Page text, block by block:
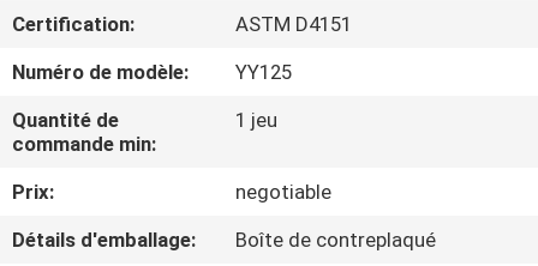
SUJET
DE
NOUS
VISITE
D'USINE
Certification:
ASTM D4151
Numéro de modèle:
YY125
Quantité de
commande min:
1 jeu
Prix:
negotiable
Détails d'emballage:
Boîte de contreplaqué